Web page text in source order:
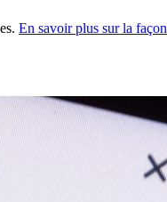
En savoir plus sur la